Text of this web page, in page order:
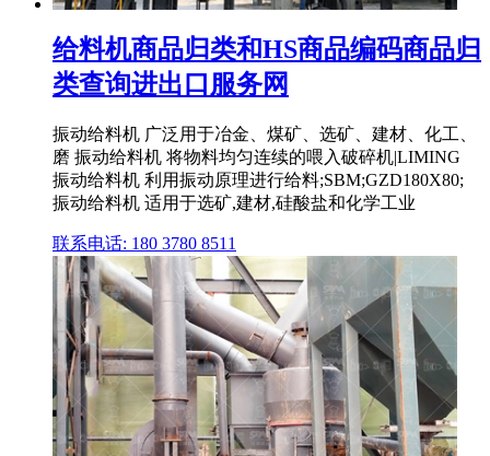
给料机商品归类和HS商品编码商品归
类查询进出口服务网
振动给料机 广泛用于冶金、煤矿、选矿、建材、化工、
磨 振动给料机 将物料均匀连续的喂入破碎机|LIMING
振动给料机 利用振动原理进行给料;SBM;GZD180X80;
振动给料机 适用于选矿,建材,硅酸盐和化学工业
联系电话: 180 3780 8511